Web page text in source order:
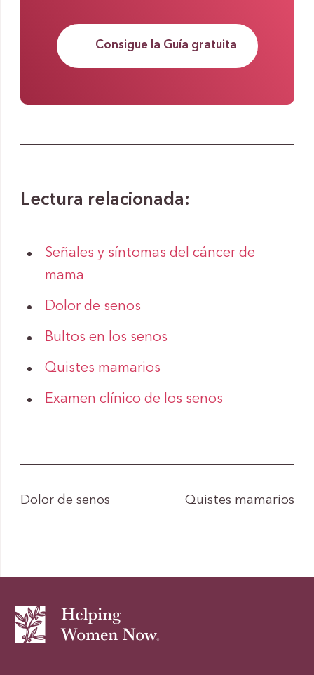
Consigue la Guía gratuita
Lectura relacionada:
Señales y síntomas del cáncer de
mama
Dolor de senos
Bultos en los senos
Quistes mamarios
Examen clínico de los senos
Dolor de senos Quistes mamarios